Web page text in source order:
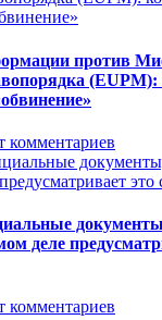
против
(EUPM):
комментариев
деле
комментариев